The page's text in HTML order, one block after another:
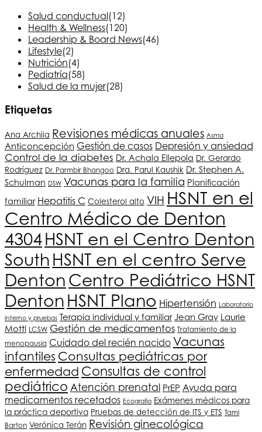
Salud conductual(12)
Health & Wellness(120)
Leadership & Board News(46)
Lifestyle(2)
Nutrición(4)
Pediatría(58)
Salud de la mujer(28)
Etiquetas
Ana Archila Revisiones médicas anuales Asma
Anticoncepción Gestión de casos Depresión y ansiedad
Control de la diabetes Dr. Achala Ellepola Dr. Gerardo
Rodríguez Dr. Parmbir Bhangoo Dra. Parul Kaushik Dr. Stephen A.
Schulman DSW Vacunas para la familia Planificación
familiar Hepatitis C Colesterol alto VIH HSNT en el
Centro Médico de Denton
4304HSNT en el Centro Denton
South HSNT en el centro Serve
Denton Centro Pediátrico HSNT
Denton HSNT Plano Hipertensión Laboratorio
interno y pruebas Terapia individual y familiar Jean Gray Laurie
Mottl LCSW Gestión de medicamentos Tratamiento de la
menopausia Cuidado del recién nacido Vacunas
infantiles Consultas pediátricas por
enfermedad Consultas de control
pediátrico Atención prenatal PrEP Ayuda para
medicamentos recetados Ecografía Exámenes médicos para
la práctica deportiva Pruebas de detección de ITS y ETS Tami
Barton Verónica Terán Revisión ginecológica